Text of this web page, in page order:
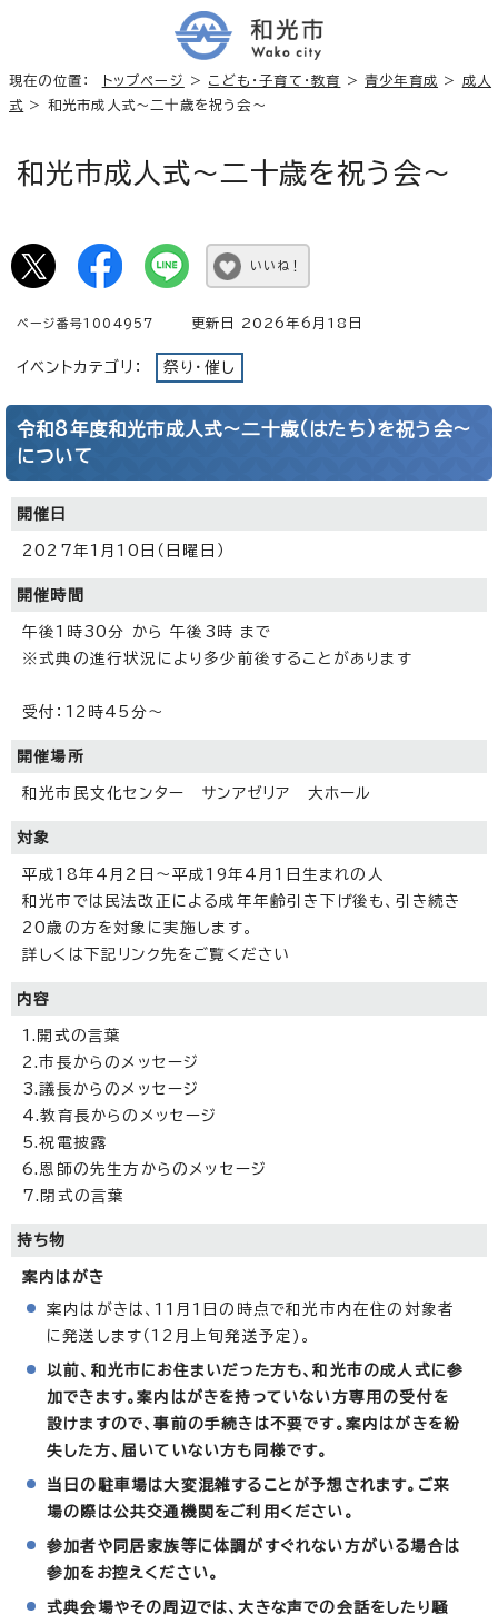
現在の位置： トップページ > こども・子育て・教育 >青少年育成 >
成人
式 > 和光市成人式～二十歳を祝う会～
和光市成人式～二十歳を祝う会～
いいね！
ページ番号1004957 更新日 2026年6月18日
イベントカテゴリ： 祭り・催し
令和8年度和光市成人式～二十歳（はたち）を祝う会～
について
開催日
2027年1月10日（日曜日）
開催時間
午後1時30分 から 午後3時 まで
※式典の進行状況により多少前後することがあります
受付：12時45分～
開催場所
和光市民文化センター サンアゼリア 大ホール
対象
平成18年4月2日～平成19年4月1日生まれの人
和光市では民法改正による成年年齢引き下げ後も、引き続き
20歳の方を対象に実施します。
詳しくは下記リンク先をご覧ください
内容
1.開式の言葉
2.市長からのメッセージ
3.議長からのメッセージ
4.教育長からのメッセージ
5.祝電披露
6.恩師の先生方からのメッセージ
7.閉式の言葉
持ち物
案内はがき
案内はがきは、11月1日の時点で和光市内在住の対象者
に発送します（12月上旬発送予定)。
以前、和光市にお住まいだった方も、和光市の成人式に参
加できます。案内はがきを持っていない方専用の受付を
設けますので、事前の手続きは不要です。案内はがきを紛
失した方、届いていない方も同様です。
当日の駐車場は大変混雑することが予想されます。ご来
場の際は公共交通機関をご利用ください。
参加者や同居家族等に体調がすぐれない方がいる場合は
参加をお控えください。
式典会場やその周辺では、大きな声での会話をしたり騒